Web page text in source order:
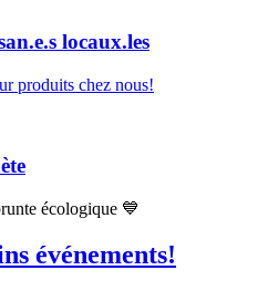
locaux.les
produits chez nous!
écologique 💙
événements!